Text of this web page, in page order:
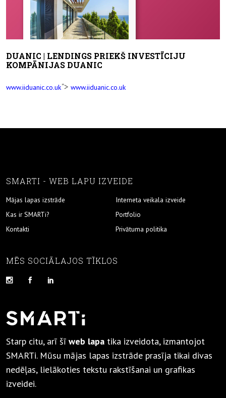
DUANIC | LENDINGS PRIEKŠ INVESTĪCIJU
KOMPĀNIJAS DUANIC
www.iiduanic.co.uk"> www.iiduanic.co.uk
SMARTI - WEB LAPU IZVEIDE
Mājas lapas izstrāde
Interneta veikala izveide
Kas ir SMARTi?
Portfolio
Kontakti
Privātuma politika
MĒS SOCIĀLAJOS TĪKLOS
Starp citu, arī šī web lapa tika izveidota, izmantojot
SMARTi. Mūsu mājas lapas izstrāde prasīja tikai divas
nedēļas, lielākoties tekstu rakstīšanai un grafikas
izveidei.